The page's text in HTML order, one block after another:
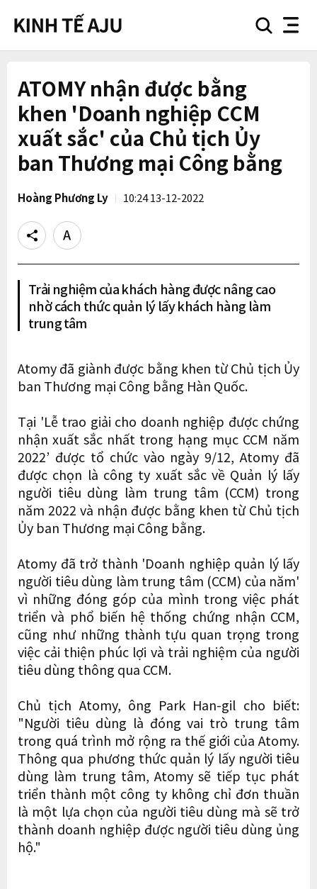
searchnav
ATOMY nhận được bằng
khen 'Doanh nghiệp CCM
xuất sắc' của Chủ tịch Ủy
ban Thương mại Công bằng
Hoàng Phương Ly 10:24 13-12-2022
Share
Text
size
Trải nghiệm của khách hàng được nâng cao
nhờ cách thức quản lý lấy khách hàng làm
trung tâm
Atomy đã giành được bằng khen từ Chủ tịch Ủy
ban Thương mại Công bằng Hàn Quốc.
Tại 'Lễ trao giải cho doanh nghiệp được chứng
nhận xuất sắc nhất trong hạng mục CCM năm
2022’ được tổ chức vào ngày 9/12, Atomy đã
được chọn là công ty xuất sắc về Quản lý lấy
người tiêu dùng làm trung tâm (CCM) trong
năm 2022 và nhận được bằng khen từ Chủ tịch
Ủy ban Thương mại Công bằng.
Atomy đã trở thành 'Doanh nghiệp quản lý lấy
người tiêu dùng làm trung tâm (CCM) của năm'
vì những đóng góp của mình trong việc phát
triển và phổ biến hệ thống chứng nhận CCM,
cũng như những thành tựu quan trọng trong
việc cải thiện phúc lợi và trải nghiệm của người
tiêu dùng thông qua CCM.
Chủ tịch Atomy, ông Park Han-gil cho biết:
"Người tiêu dùng là đóng vai trò trung tâm
trong quá trình mở rộng ra thế giới của Atomy.
Thông qua phương thức quản lý lấy người tiêu
dùng làm trung tâm, Atomy sẽ tiếp tục phát
triển thành một công ty không chỉ đơn thuần
là một lựa chọn của người tiêu dùng mà sẽ trở
thành doanh nghiệp được người tiêu dùng ủng
hộ."